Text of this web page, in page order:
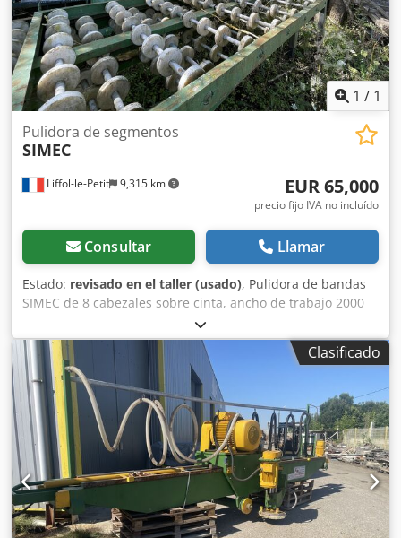
1 / 1
Liffol-le-Petit 9,315 km
Pulidora de segmentos
SIMEC
EUR 65,000
precio fijo IVA no incluído
Consultar Llamar
Estado: revisado en el taller (usado), Pulidora de bandas
SIMEC de 8 cabezales sobre cinta, ancho de trabajo 2000
mm, espesor 100 mm. Para mármol y granito. Cargador de
rodillos abatible y mesa de rodillos. Capacidad: 2000 mm x
100 mm. Muy buen estado, revisada. Máquina
desmontada y cargada en camión. Contacto telefónico en
francés, por correo electrónico en su idioma. Crodpfexb D
Npjx Actef
Clasificado